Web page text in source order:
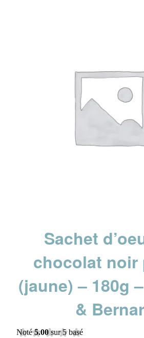
Sachet
chocolat noir
(jaune) – 180g
&
Noté5.00 sur 5 basé